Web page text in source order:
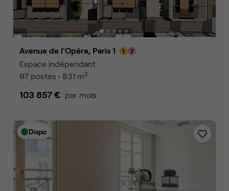
Avenue de l'Opéra, Paris 1
Espace indépendant
97 postes • 831 m2
103 857 € par mois
Dispo